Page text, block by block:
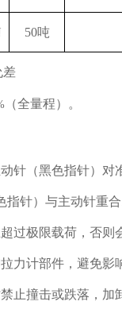
50吨
差
（全量程）。
针（黑色指针）
指针）与主动针重
过极限载荷，否则
力计部件，避免影
止撞击或跌落，加